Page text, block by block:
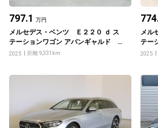
797.1 万円
メルセデス・ベンツ Ｅ２２０ ｄ ス
テーションワゴン アバンギャルド Ａ
ＭＧラインパッケージ・レザーエクス
2025 距離 9,331km
メル
テー
ＭＧ
ケージ
2025